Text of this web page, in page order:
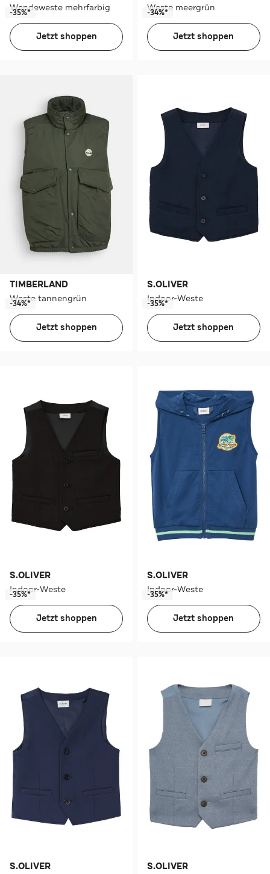
Wendeweste mehrfarbig
-35%*
Jetzt shoppen
Weste meergrün
-34%*
Jetzt shoppen
TIMBERLAND
Weste tannengrün
-34%*
Jetzt shoppen
S.OLIVER
Indoor-Weste
-35%*
Jetzt shoppen
S.OLIVER
Indoor-Weste
-35%*
Jetzt shoppen
S.OLIVER
Indoor-Weste
-35%*
Jetzt shoppen
S.OLIVER S.OLIVER